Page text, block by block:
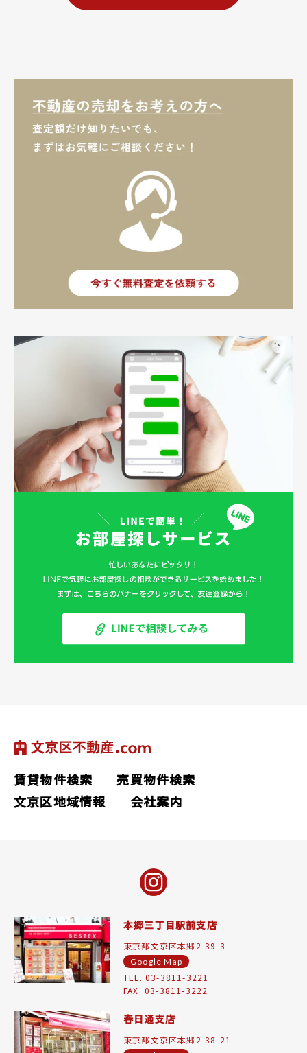
賃貸物件検索
売買物件検索
文京区地域情報
会社案内
本郷三丁目駅前支店
東京都文京区本郷2-39-3
Google Map
TEL. 03-3811-3221
FAX. 03-3811-3222
春日通支店
東京都文京区本郷2-38-21